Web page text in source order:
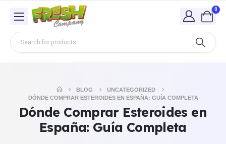
0
BLOG
UNCATEGORIZED
DÓNDE COMPRAR ESTEROIDES EN ESPAÑA: GUÍA COMPLETA
Dónde Comprar Esteroides en
España: Guía Completa